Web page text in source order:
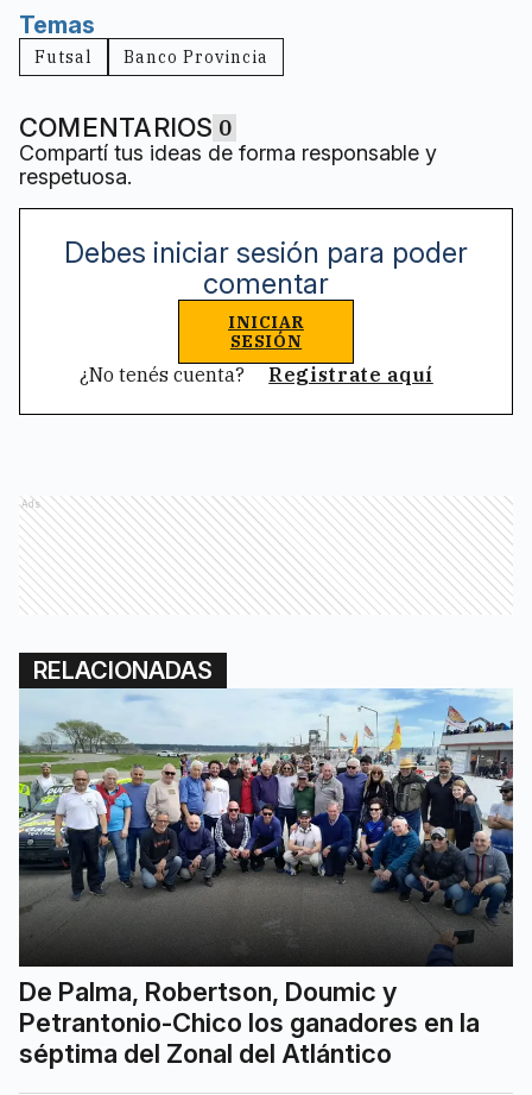
Temas
Futsal Banco Provincia
COMENTARIOS 0
Compartí tus ideas de forma responsable y
respetuosa.
Debes iniciar sesión para poder
comentar
INICIAR
SESIÓN
¿No tenés cuenta? Registrate aquí
Ads
RELACIONADAS
De Palma, Robertson, Doumic y
Petrantonio-Chico los ganadores en la
séptima del Zonal del Atlántico